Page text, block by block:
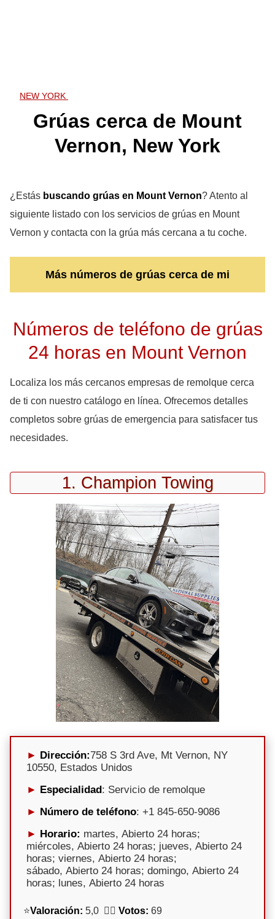
NEW YORK
Grúas cerca de Mount
Vernon, New York
¿Estás buscando grúas en Mount Vernon? Atento al
siguiente listado con los servicios de grúas en Mount
Vernon y contacta con la grúa más cercana a tu coche.
Más números de grúas cerca de mi
Números de teléfono de grúas
24 horas en Mount Vernon
Localiza los más cercanos empresas de remolque cerca
de ti con nuestro catálogo en línea. Ofrecemos detalles
completos sobre grúas de emergencia para satisfacer tus
necesidades.
1. Champion Towing
Dirección:758 S 3rd Ave, Mt Vernon, NY
10550, Estados Unidos
Especialidad: Servicio de remolque
Número de teléfono: +1 845-650-9086
Horario: martes, Abierto 24 horas;
miércoles, Abierto 24 horas; jueves, Abierto 24
horas; viernes, Abierto 24 horas;
sábado, Abierto 24 horas; domingo, Abierto 24
horas; lunes, Abierto 24 horas
⭐Valoración: 5,0 🕵️‍♀️ Votos: 69